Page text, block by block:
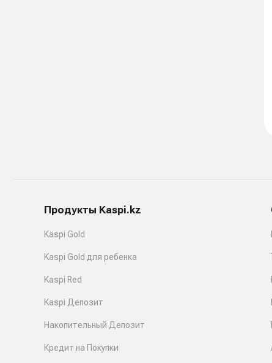
Продукты Kaspi.kz
Kaspi Gold
Kaspi Gold для ребенка
Kaspi Red
Kaspi Депозит
Накопительный Депозит
Кредит на Покупки